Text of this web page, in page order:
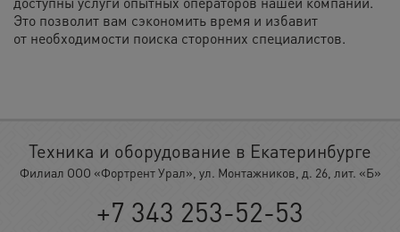
Это позволит вам сэкономить время и избавит
от необходимости поиска сторонних специалистов.
Техника и оборудование в Екатеринбурге
Филиал ООО «Фортрент Урал», ул. Монтажников, д. 26, лит. «Б»
+7 343 253-52-53